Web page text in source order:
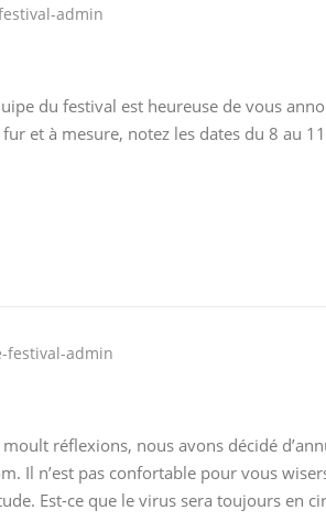
admin
du festival est heureuse de vous
et à mesure, notez les dates du 8 au
festival-admin
réflexions, nous avons décidé
Il n’est pas confortable pour vous
Est-ce que le virus sera toujours en